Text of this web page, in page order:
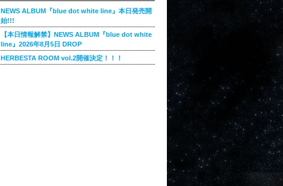
NEWS ALBUM『blue dot white line』本日発売開
始!!!
【本日情報解禁】NEWS ALBUM『blue dot white
line』2026年8月5日 DROP
HERBESTA ROOM vol.2開催決定！！！